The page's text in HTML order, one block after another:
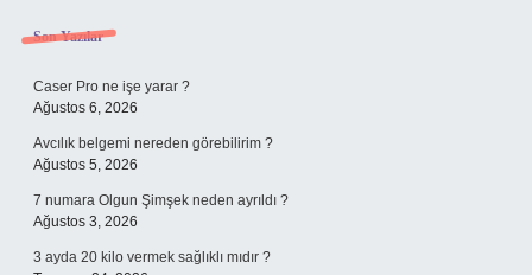
Sidebar
Son Yazılar
Caser Pro ne işe yarar ?
Ağustos 6, 2026
Avcılık belgemi nereden görebilirim ?
Ağustos 5, 2026
7 numara Olgun Şimşek neden ayrıldı ?
Ağustos 3, 2026
3 ayda 20 kilo vermek sağlıklı mıdır ?